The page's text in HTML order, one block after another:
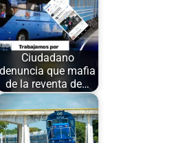
Ciudadano
denuncia que mafia
de la reventa de…